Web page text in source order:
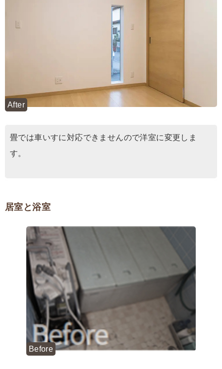
After
畳では車いすに対応できませんので洋室に変更しま
す。
居室と浴室
Before